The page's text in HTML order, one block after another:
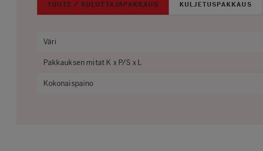
TUOTE / KULUTTAJAPAKKAUS KULJETUSPAKKAUS
Väri
Pakkauksen mitat K x P/S x L
Kokonaispaino